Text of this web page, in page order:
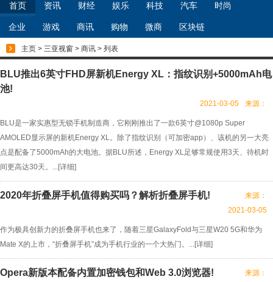
首页 资讯 财经 娱乐 科技 汽车 时尚
企业 游戏 商讯 购物 微商 区块链
主页 > 三亚视窗 > 商讯 > 列表
BLU推出6英寸FHD屏新机Energy XL：指纹识别+5000mAh电
池!
来源：
2021-03-05
BLU是一家实惠型无锁手机制造商，它刚刚推出了一款6英寸@1080p Super
AMOLED显示屏的新机Energy XL。除了指纹识别（可加密app）、该机的另一大亮
点是配备了5000mAh的大电池。据BLU所述，Energy XL足够常规使用3天、待机时
间更高达30天。...[详细]
2020年折叠屏手机值得购买吗？解析折叠屏手机!
来源：
2021-03-05
作为极具创新力的折叠屏手机也来了，随着三星GalaxyFold与三星W20 5G和华为
Mate X的上市，“折叠屏手机”成为手机行业的一个大热门。...[详细]
Opera新版本配备内置加密钱包和Web 3.0浏览器!
来源：